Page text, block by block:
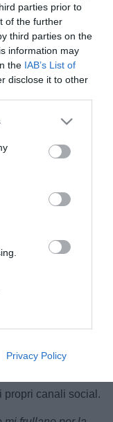
parties prior to
of the further
third parties on the
information may
the IAB’s List of
disclose it to other
Privacy Policy
social, Federico
cinquantasei
Federico
dalla nostra
F con gli
propri canali social.